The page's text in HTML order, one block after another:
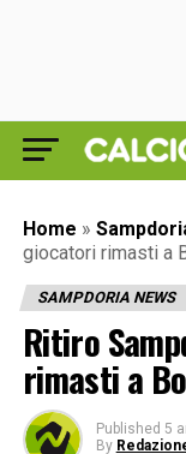
Home »
giocatori rimasti a
SAMPDORIA NEWS
Ritiro
rimasti a
Published 5
By